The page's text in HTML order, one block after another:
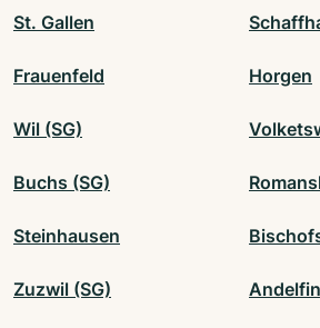
St. Gallen
Frauenfeld Horgen
Wil (SG)
Buchs (SG)
Steinhausen
Zuzwil (SG)